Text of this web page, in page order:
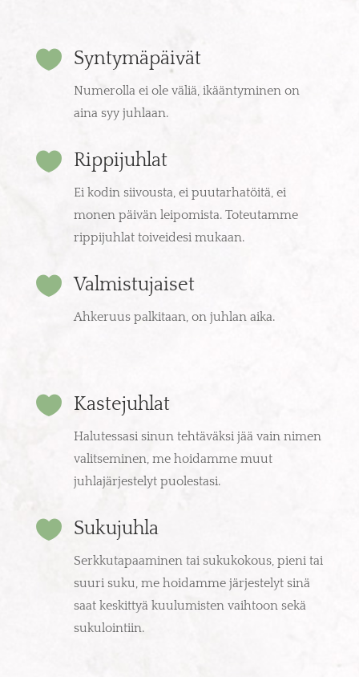
 Syntymäpäivät
Numerolla ei ole väliä, ikääntyminen on
aina syy juhlaan.
 Rippijuhlat
Ei kodin siivousta, ei puutarhatöitä, ei
monen päivän leipomista. Toteutamme
rippijuhlat toiveidesi mukaan.
 Valmistujaiset
Ahkeruus palkitaan, on juhlan aika.
 Kastejuhlat
Halutessasi sinun tehtäväksi jää vain nimen
valitseminen, me hoidamme muut
juhlajärjestelyt puolestasi.
 Sukujuhla
Serkkutapaaminen tai sukukokous, pieni tai
suuri suku, me hoidamme järjestelyt sinä
saat keskittyä kuulumisten vaihtoon sekä
sukulointiin.